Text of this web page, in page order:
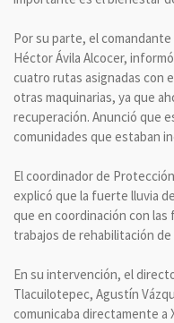
Por su parte, el
Héctor Ávila Alcocer,
cuatro rutas asignadas con
otras maquinarias, ya que
recuperación. Anunció que
comunidades que estaban
El coordinador de
explicó que la fuerte lluvia
que en coordinación con
trabajos de rehabilitación
En su intervención, el
Tlacuilotepec, Agustín
comunicaba directamente a